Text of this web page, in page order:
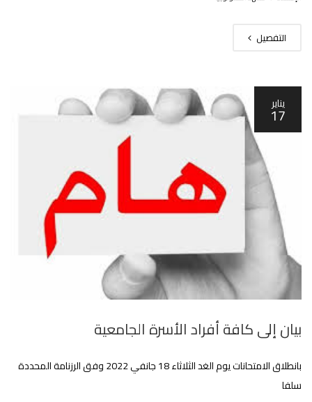
التفصيل
يناير
17
بيان إلى كافة أفراد الأسرة الجامعية
بانطلاق الامتحانات يوم الغد الثلاثاء 18 جانفي 2022 وفق الرزنامة المحددة
سلفا